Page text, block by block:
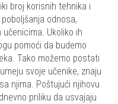
broj korisnih tehnika i
odnosa,
Ukoliko ih
pomoći da budemo
Tako možemo postati
svoje učenike, znaju
njima. Poštujući njihovu
priliku da usvajaju